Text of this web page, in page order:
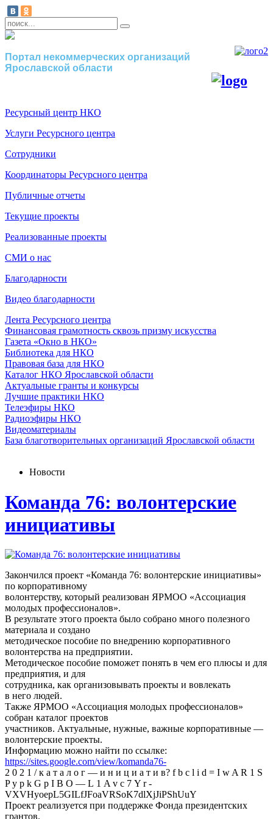
Портал некоммерческих организаций
Ярославской области
Ресурсный центр НКО
Услуги Ресурсного центра
Сотрудники
Координаторы Ресурсного центра
Публичные отчеты
Текущие проекты
Реализованные проекты
СМИ о нас
Благодарности
Видео благодарности
Лента Ресурсного центра
Финансовая грамотность сквозь призму искусства
Газета «Окно в НКО»
Библиотека для НКО
Правовая база для НКО
Каталог НКО Ярославской области
Актуальные гранты и конкурсы
Лучшие практики НКО
Телеэфиры НКО
Радиоэфиры НКО
Видеоматериалы
База благотворительных организаций Ярославской области
Новости
Команда 76: волонтерские
инициативы
Закончился проект «Команда 76: волонтерские инициативы»
по корпоративному
волонтерству, который реализован ЯРМОО «Ассоциация
молодых профессионалов».
В результате этого проекта было собрано много полезного
материала и создано
методическое пособие по внедрению корпоративного
волонтерства на предприятии.
Методическое пособие поможет понять в чем его плюсы и для
предприятия, и для
сотрудника, как организовывать проекты и вовлекать
в него людей.
Также ЯРМОО «Ассоциация молодых профессионалов»
собран каталог проектов
участников. Актуальные, нужные, важные корпоративные —
волонтерские проекты.
Информацию можно найти по ссылке:
https://sites.google.com/view/komanda76-
2 0 2 1 / к а т а л о г — и н и ц и а т и в? f b c l i d = I w A R 1 S
P y p k G p I B O — L 1 A v c 7 Y r -
VXVHyoepL5GILfJFoaVRSoK7dlXjJiPShUuY
Проект реализуется при поддержке Фонда президентских
грантов.